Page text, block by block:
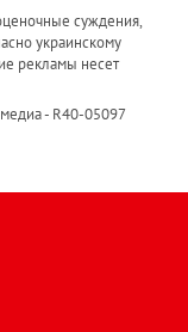
суждения,
украинскому
рекламы несет
- R40-05097